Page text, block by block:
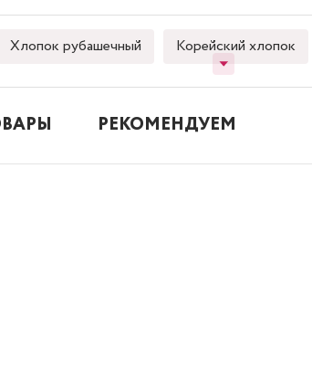
Хлопок рубашечный Корейский хлопок
РЕКОМЕНДУЕМ